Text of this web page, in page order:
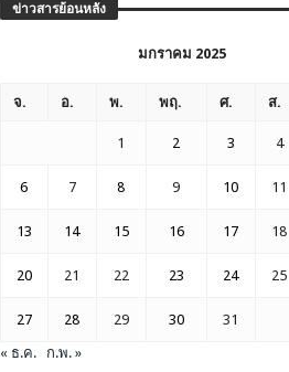
ข่าวสารย้อนหลัง
มกราคม 2025
จ. อ. พ. พฤ. ศ. ส.
1 2 3 4
6 7 8 9 10 11
13 14 15 16 17 18
20 21 22 23 24 25
27 28 29 30
31
« ธ.ค.
ก.พ. »